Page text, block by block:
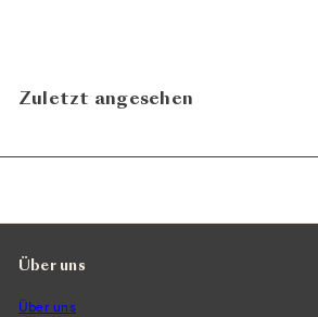
Zuletzt angesehen
Über uns
Über uns